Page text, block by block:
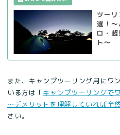
ツー
選！
ロ・
ト〜
また、キャンプツーリング用にワ
いる方は「キャンプツーリングで
～デメリットを理解していれば全
さい。